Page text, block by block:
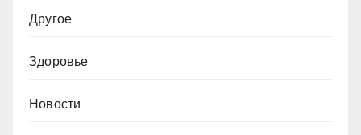
Другое
Здоровье
Новости